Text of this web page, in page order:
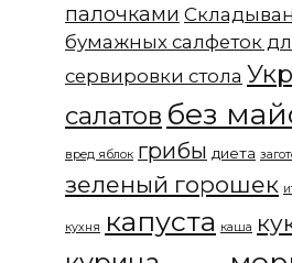
палочками
бумажных салфеток
сервировки стола
салатов без
вред яблок грибы диета
зеленый горошек
кухня капуста каша